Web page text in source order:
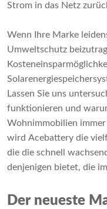
Strom in das Netz
Wenn Ihre Marke
Umweltschutz
Lassen Sie uns
funktionieren und
Wohnimmobilien
wird Acebattery die
die die schnell
denjenigen bietet, die
Der neueste